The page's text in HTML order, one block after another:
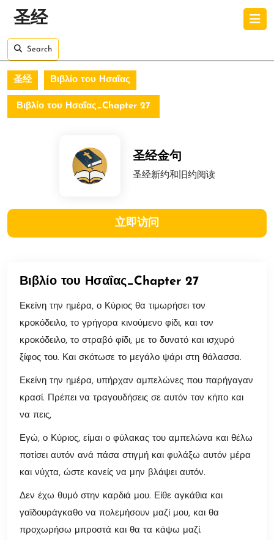
圣经
Search
圣经 Βιβλίο του Ησαΐας
Βιβλίο του Ησαΐας_Chapter 27
圣经金句
圣经新约和旧约阅读
立即访问
Βιβλίο του Ησαΐας_Chapter 27
Εκείνη την ημέρα, ο Κύριος θα τιμωρήσει τον
κροκόδειλο, το γρήγορα κινούμενο φίδι, και τον
κροκόδειλο, το στραβό φίδι, με το δυνατό και ισχυρό
ξίφος του. Και σκότωσε το μεγάλο ψάρι στη θάλασσα.
Εκείνη την ημέρα, υπήρχαν αμπελώνες που παρήγαγαν
κρασί. Πρέπει να τραγουδήσεις σε αυτόν τον κήπο και
να πεις,
Εγώ, ο Κύριος, είμαι ο φύλακας του αμπελώνα και θέλω
ποτίσει αυτόν ανά πάσα στιγμή και φυλάξω αυτόν μέρα
και νύχτα, ώστε κανείς να μην βλάψει αυτόν.
Δεν έχω θυμό στην καρδιά μου. Είθε αγκάθια και
γαϊδουράγκαθο να πολεμήσουν μαζί μου, και θα
προχωρήσω μπροστά και θα τα κάψω μαζί.